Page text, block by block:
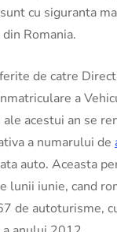
cu siguranta
Romania.
de catre
a
acestui an se
a numarului de
auto. Aceasta
lunii iunie, cand
de autoturisme,